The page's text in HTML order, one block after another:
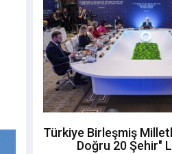
Türkiye Birleşmiş
Doğru 20 Şehir"